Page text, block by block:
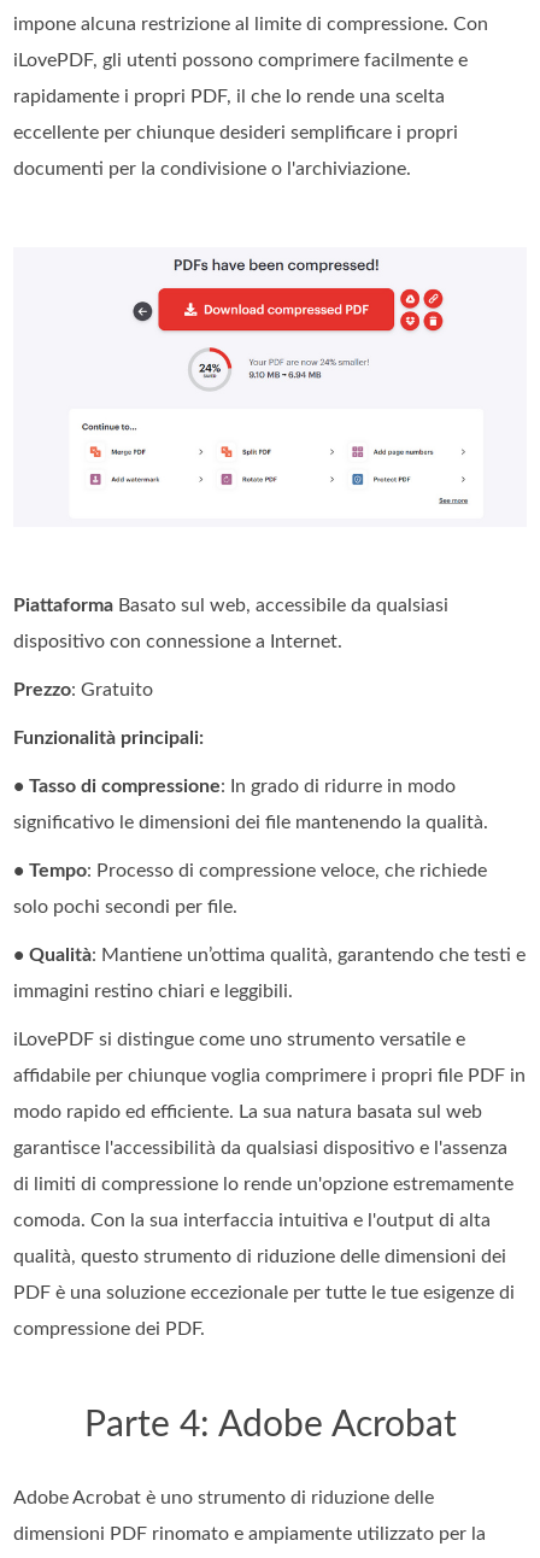
impone alcuna restrizione al limite di compressione. Con
iLovePDF, gli utenti possono comprimere facilmente e
rapidamente i propri PDF, il che lo rende una scelta
eccellente per chiunque desideri semplificare i propri
documenti per la condivisione o l'archiviazione.
Piattaforma Basato sul web, accessibile da qualsiasi
dispositivo con connessione a Internet.
Prezzo: Gratuito
Funzionalità principali:
• Tasso di compressione: In grado di ridurre in modo
significativo le dimensioni dei file mantenendo la qualità.
• Tempo: Processo di compressione veloce, che richiede
solo pochi secondi per file.
• Qualità: Mantiene un’ottima qualità, garantendo che testi e
immagini restino chiari e leggibili.
iLovePDF si distingue come uno strumento versatile e
affidabile per chiunque voglia comprimere i propri file PDF in
modo rapido ed efficiente. La sua natura basata sul web
garantisce l'accessibilità da qualsiasi dispositivo e l'assenza
di limiti di compressione lo rende un'opzione estremamente
comoda. Con la sua interfaccia intuitiva e l'output di alta
qualità, questo strumento di riduzione delle dimensioni dei
PDF è una soluzione eccezionale per tutte le tue esigenze di
compressione dei PDF.
Parte 4: Adobe Acrobat
Adobe Acrobat è uno strumento di riduzione delle
dimensioni PDF rinomato e ampiamente utilizzato per la